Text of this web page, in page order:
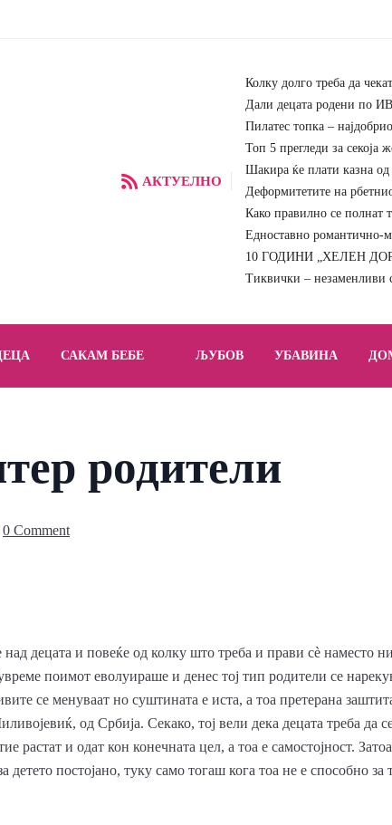
АКТУЕЛНО
Колку долго треба да
Дали децата родени по
Пилатес топка –
Топ 5 прегледи за секоја
Шакира ќе плати казна
Деформитетите на
Како правилно се полнат
Едноставно романтично-
10 ГОДИНИ „ХЕЛЕН
Тиквички – незаменливи
САКАМ БЕБЕ ЉУБОВ УБАВИНА
родители
0 Comment
над децата и повеќе од колку што треба и прави сè наместо
поимот еволуираше и денес тој тип родители се
се менуваат но суштината е иста, а тоа претерана
од Србија. Секако, тој вели дека децата треба да
растат и одат кон конечната цел, а тоа е самостојност.
детето постојано, туку само тогаш кога тоа не е способно за